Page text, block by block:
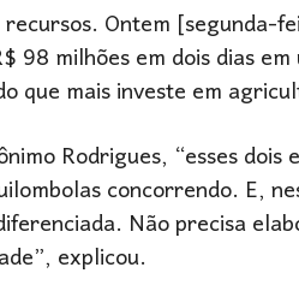
Ontem
98 milhões em dois dias
que mais investe em
Rodrigues, “esses
concorrendo. E,
Não precisa
explicou.